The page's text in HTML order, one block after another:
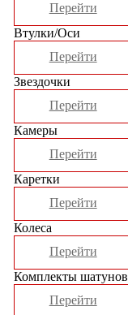
Перейти
Втулки/Оси
Перейти
Звездочки
Перейти
Камеры
Перейти
Каретки
Перейти
Колеса
Перейти
Комплекты шатунов
Перейти